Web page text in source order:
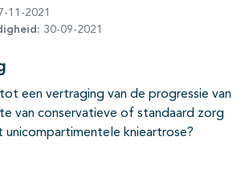
dichtklappen
11-2021
30-09-2021
een vertraging van de progressie van
van conservatieve of standaard zorg
unicompartimentele knieartrose?